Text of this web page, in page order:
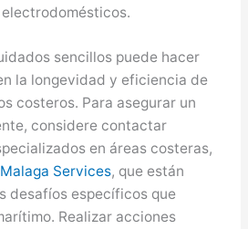
sencillos puede hacer
la longevidad y eficiencia de
costeros. Para asegurar un
considere contactar
en áreas costeras,
Malaga Services, que están
desafíos específicos que
Realizar acciones